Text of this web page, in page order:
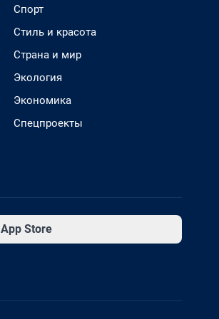
Спорт
Стиль и красота
Страна и мир
Экология
Экономика
Спецпроекты
App Store